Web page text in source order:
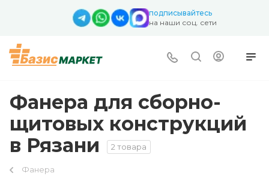
подписывайтесь
на наши соц. сети
Фанера для сборно-
щитовых конструкций
в Рязани
2 товара
Фанера